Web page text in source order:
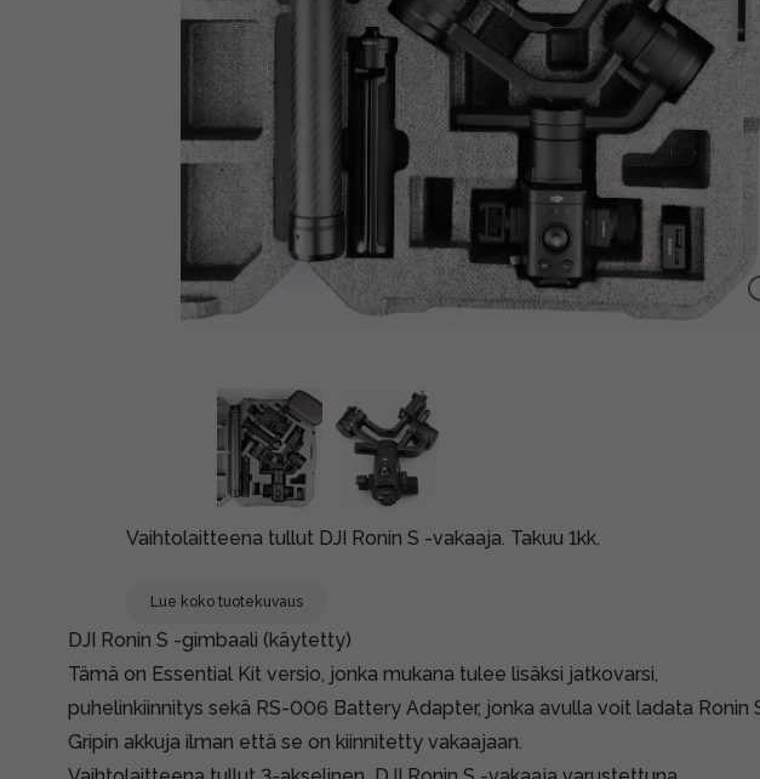
Vaihtolaitteena tullut DJI Ronin S -vakaaja. Takuu 1kk.
Lue koko tuotekuvaus
DJI Ronin S -gimbaali (käytetty)
Tämä on Essential Kit versio, jonka mukana tulee lisäksi jatkovarsi,
puhelinkiinnitys sekä RS-006 Battery Adapter, jonka avulla voit ladata Ronin
Gripin akkuja ilman että se on kiinnitetty vakaajaan.